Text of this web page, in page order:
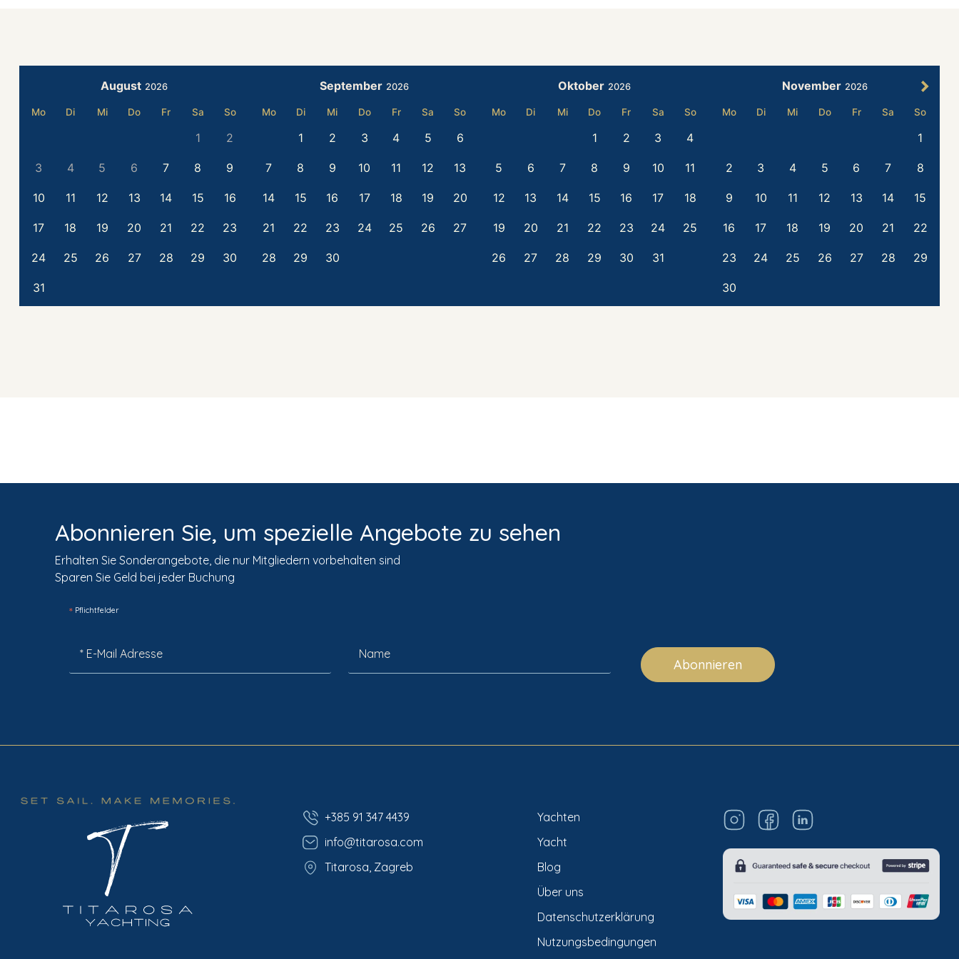
August 2026
Mo Di Mi Do Fr Sa So
1 2
3 4 5 6 7 8 9
10 11 12 13 14 15 16
17 18 19 20 21 22 23
24 25 26 27 28 29 30
31
September 2026
Mo Di Mi Do Fr Sa So
1 2 3 4 5 6
7 8 9 10 11 12 13
14 15 16 17 18 19 20
21 22 23 24 25 26 27
28 29 30
Oktober 2026
Mo Di Mi Do Fr Sa So
1 2 3 4
5 6 7 8 9 10 11
12 13 14 15 16 17 18
19 20 21 22 23 24 25
26 27 28 29 30 31
November 2026
Mo Di Mi Do Fr Sa So
1
2 3 4 5 6 7 8
9 10 11 12 13 14 15
16 17 18 19 20 21 22
23 24 25 26 27 28 29
30
Abonnieren Sie, um spezielle Angebote zu sehen
Erhalten Sie Sonderangebote, die nur Mitgliedern vorbehalten sind
Sparen Sie Geld bei jeder Buchung
*Pflichtfelder
Abonnieren
+385 91 347 4439
info@titarosa.com
Titarosa, Zagreb
Yachten
Yacht
Blog
Über uns
Datenschutzerklärung
Nutzungsbedingungen